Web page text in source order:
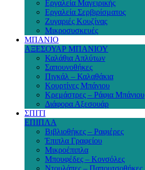
Εργαλεία Μαγειρικής
Εργαλεία Σερβιρίσματος
Ζυγαριές Κουζίνας
Μικροσυσκευές
ΜΠΑΝΙΟ
ΑΞΕΣΟΥΑΡ ΜΠΑΝΙΟΥ
Καλάθια Απλύτων
Σαπουνοθήκες
Πιγκάλ – Καλαθάκια
Κουρτίνες Μπάνιου
Κρεμάστρες – Ράφια Μπάνιου
Διάφορα Αξεσουάρ
ΣΠΙΤΙ
ΕΠΙΠΛΑ
Βιβλιοθήκες – Ραφιέρες
Έπιπλα Γραφείου
Μικροέπιπλα
Μπουφέδες – Κονσόλες
Ντουλάπες – Παπουτσοθήκες